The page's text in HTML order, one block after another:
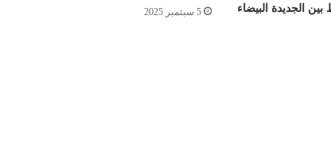
الجديدة البيضاء
5 سبتمبر 2025